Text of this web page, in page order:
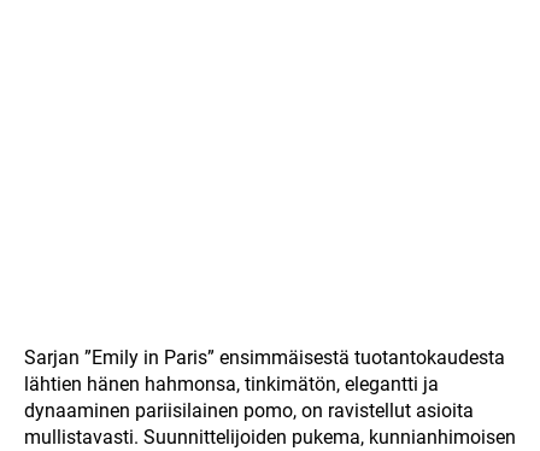
Sarjan ”Emily in Paris” ensimmäisestä tuotantokaudesta
lähtien hänen hahmonsa, tinkimätön, elegantti ja
dynaaminen pariisilainen pomo, on ravistellut asioita
mullistavasti. Suunnittelijoiden pukema, kunnianhimoisen